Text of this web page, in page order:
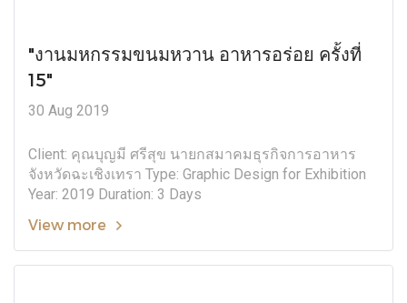
"งานมหกรรมขนมหวาน อาหารอร่อย ครั้งที่
15"
30 Aug 2019
Client: คุณบุญมี ศรีสุข นายกสมาคมธุรกิจการอาหาร
จังหวัดฉะเชิงเทรา Type: Graphic Design for Exhibition
Year: 2019 Duration: 3 Days
View more